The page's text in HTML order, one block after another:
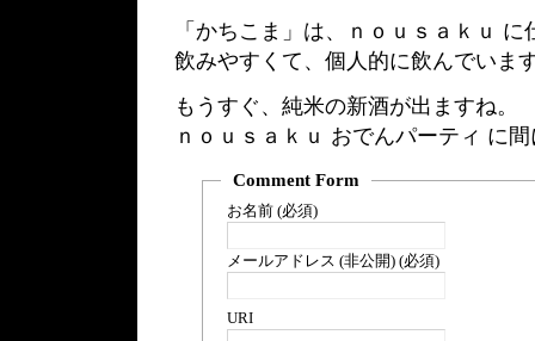
「かちこま」は、ｎｏｕｓａｋｕ
飲みやすくて、個人的に飲んでいま
もうすぐ、純米の新酒が出ますね。
ｎｏｕｓａｋｕ おでんパーティ に
Comment Form
お名前 (必須)
メールアドレス (非公開) (必須)
URI